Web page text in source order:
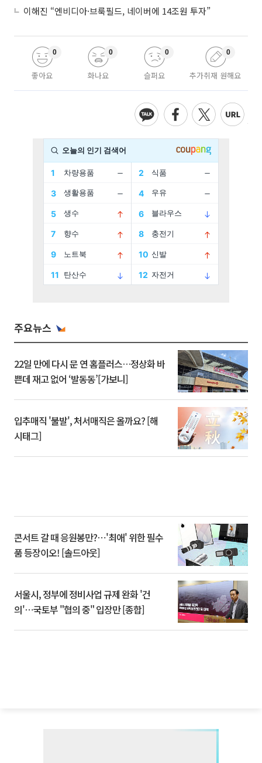
이해진 “엔비디아·브룩필드, 네이버에 14조원 투자”
좋아요
0
화나요
0
슬퍼요
0
추가취재 원해요
0
주요뉴스
22일 만에 다시 문 연 홈플러스…정상화 바
쁜데 재고 없어 ‘발동동’[가보니]
입추매직 '불발', 처서매직은 올까요? [해
시태그]
콘서트 갈 때 응원봉만?⋯'최애' 위한 필수
품 등장이오! [솔드아웃]
서울시, 정부에 정비사업 규제 완화 '건
의'⋯국토부 "협의 중" 입장만 [종합]